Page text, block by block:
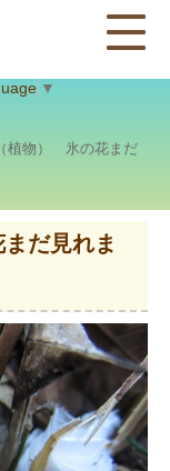
▼
物） 氷の花まだ
だ見れま